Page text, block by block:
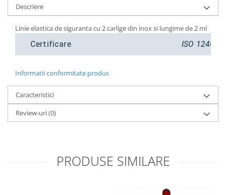
Descriere
Linie elastica de siguranta cu 2 carlige din inox si lungime de 2 ml
Certificare ISO 12401
Informatii conformitate produs
Caracteristici
Review-uri(0)
PRODUSE SIMILARE